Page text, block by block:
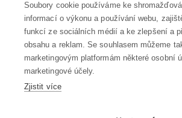
Kontaktujte nás
info@robotworld.cz
220 770 770 Po-Pá 8:00—16:00
VŠECHNY KONTAKTY
Soubory cookie používáme ke
informací o výkonu a používání webu,
funkcí ze sociálních médií a ke zlepšení a
obsahu a reklam. Se souhlasem můžeme
marketingovým platformám některé osobní
marketingové účely.
Zjistit více